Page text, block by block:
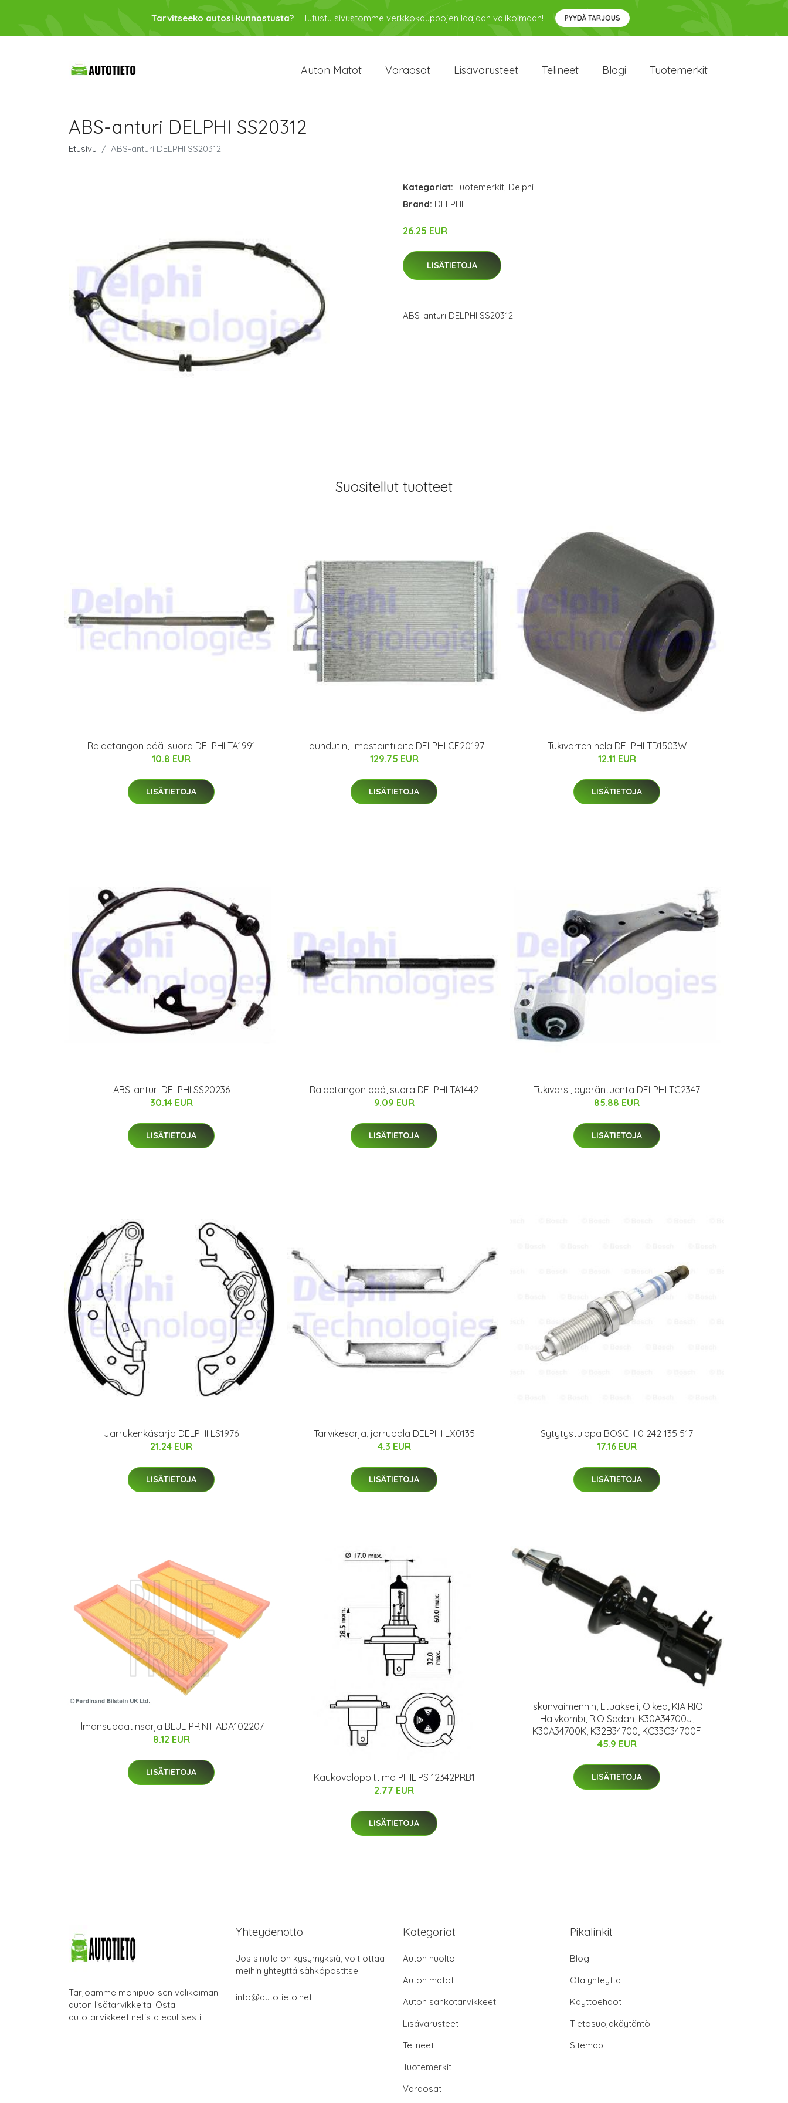
Tarvitseeko autosi kunnostusta? Tutustu sivustomme verkkokauppojen laajaan valikoimaan! PYYDÄ TARJOUS
Auton Matot Varaosat Lisävarusteet Telineet Blogi Tuotemerkit
ABS-anturi DELPHI SS20312
Etusivu ABS-anturi DELPHI SS20312
Kategoriat: Tuotemerkit, Delphi
Brand: DELPHI
26.25 EUR
LISÄTIETOJA
ABS-anturi DELPHI SS20312
Suositellut tuotteet
Raidetangon pää, suora DELPHI TA1991
10.8 EUR
LISÄTIETOJA
Lauhdutin, ilmastointilaite DELPHI CF20197
129.75 EUR
LISÄTIETOJA
Tukivarren hela DELPHI TD1503W
12.11 EUR
LISÄTIETOJA
ABS-anturi DELPHI SS20236
30.14 EUR
LISÄTIETOJA
Raidetangon pää, suora DELPHI TA1442
9.09 EUR
LISÄTIETOJA
Tukivarsi, pyöräntuenta DELPHI TC2347
85.88 EUR
LISÄTIETOJA
Jarrukenkäsarja DELPHI LS1976
21.24 EUR
LISÄTIETOJA
Tarvikesarja, jarrupala DELPHI LX0135
4.3 EUR
LISÄTIETOJA
Sytytystulppa BOSCH 0 242 135 517
17.16 EUR
LISÄTIETOJA
Ilmansuodatinsarja BLUE PRINT ADA102207
8.12 EUR
LISÄTIETOJA
Kaukovalopolttimo PHILIPS 12342PRB1
2.77 EUR
LISÄTIETOJA
Iskunvaimennin, Etuakseli, Oikea, KIA RIO
Halvkombi, RIO Sedan, K30A34700J,
K30A34700K, K32B34700, KC33C34700F
45.9 EUR
LISÄTIETOJA
Tarjoamme monipuolisen valikoiman
auton lisätarvikkeita. Osta
autotarvikkeet netistä edullisesti.
Yhteydenotto
Jos sinulla on kysymyksiä, voit ottaa
meihin yhteyttä sähköpostitse:
info@autotieto.net
Kategoriat
Auton huolto
Auton matot
Auton sähkötarvikkeet
Lisävarusteet
Telineet
Tuotemerkit
Varaosat
Pikalinkit
Blogi
Ota yhteyttä
Käyttöehdot
Tietosuojakäytäntö
Sitemap